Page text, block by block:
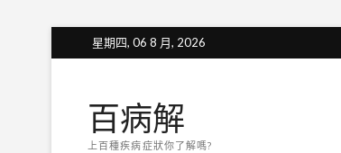
to
星期四, 06 8 月, 2026
百病解
上百種疾病症狀你了解嗎?